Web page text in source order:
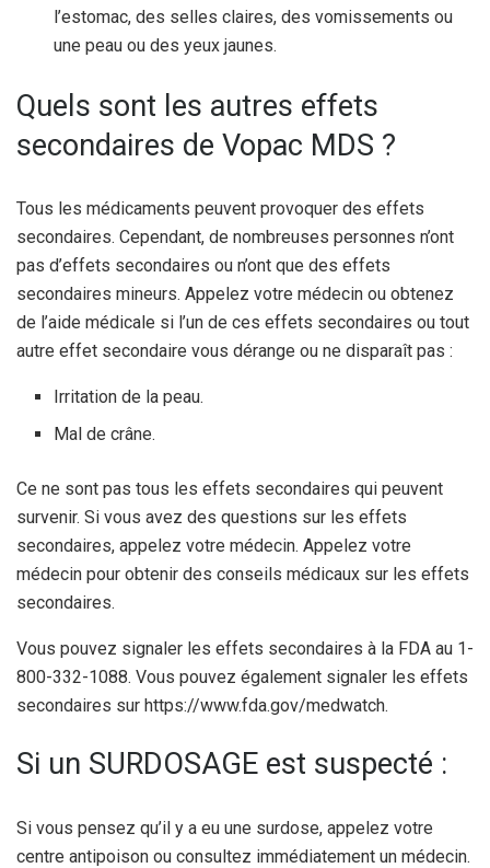
l’estomac, des selles claires, des vomissements ou
une peau ou des yeux jaunes.
Quels sont les autres effets
secondaires de Vopac MDS ?
Tous les médicaments peuvent provoquer des effets
secondaires. Cependant, de nombreuses personnes n’ont
pas d’effets secondaires ou n’ont que des effets
secondaires mineurs. Appelez votre médecin ou obtenez
de l’aide médicale si l’un de ces effets secondaires ou tout
autre effet secondaire vous dérange ou ne disparaît pas :
Irritation de la peau.
Mal de crâne.
Ce ne sont pas tous les effets secondaires qui peuvent
survenir. Si vous avez des questions sur les effets
secondaires, appelez votre médecin. Appelez votre
médecin pour obtenir des conseils médicaux sur les effets
secondaires.
Vous pouvez signaler les effets secondaires à la FDA au 1-
800-332-1088. Vous pouvez également signaler les effets
secondaires sur https://www.fda.gov/medwatch.
Si un SURDOSAGE est suspecté :
Si vous pensez qu’il y a eu une surdose, appelez votre
centre antipoison ou consultez immédiatement un médecin.